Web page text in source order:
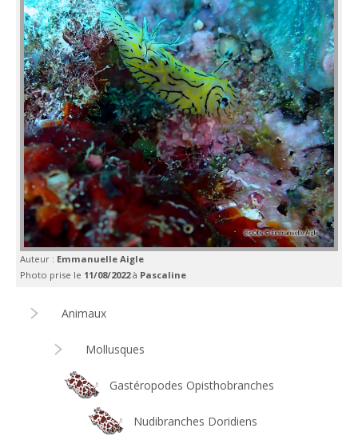
Auteur : Emmanuelle Aigle
Photo prise le 11/08/2022à Pascaline
Animaux
Mollusques
Gastéropodes Opisthobranches
Nudibranches Doridiens